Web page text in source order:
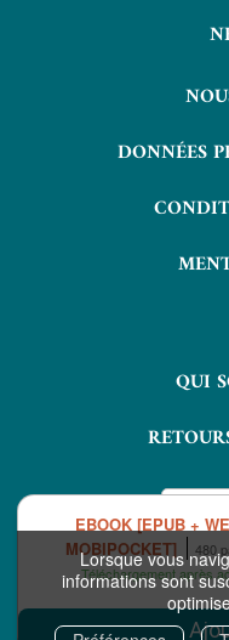
Lorsque vous
informations sont
EBOOK [EPUB +
MOBIPOCKET]
480
Téléchargement après
DONNÉES
QUI
COPYRIGHT © 2026
IZIBOOK®ET